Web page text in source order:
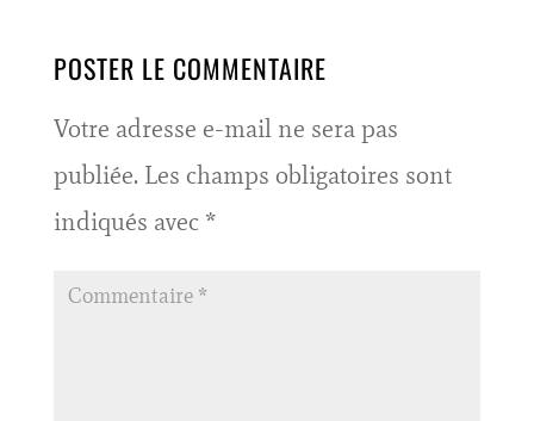
POSTER LE COMMENTAIRE
Votre adresse e-mail ne sera pas
publiée. Les champs obligatoires sont
indiqués avec *